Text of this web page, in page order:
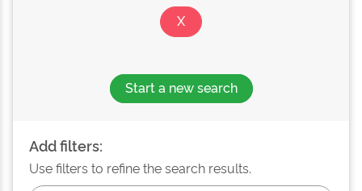
Start a new search
Add filters:
Use filters to refine the search results.